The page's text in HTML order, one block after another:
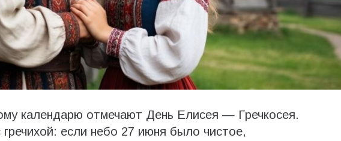
календарю отмечают День Елисея — Гречкосея.
гречихой: если небо 27 июня было чистое,